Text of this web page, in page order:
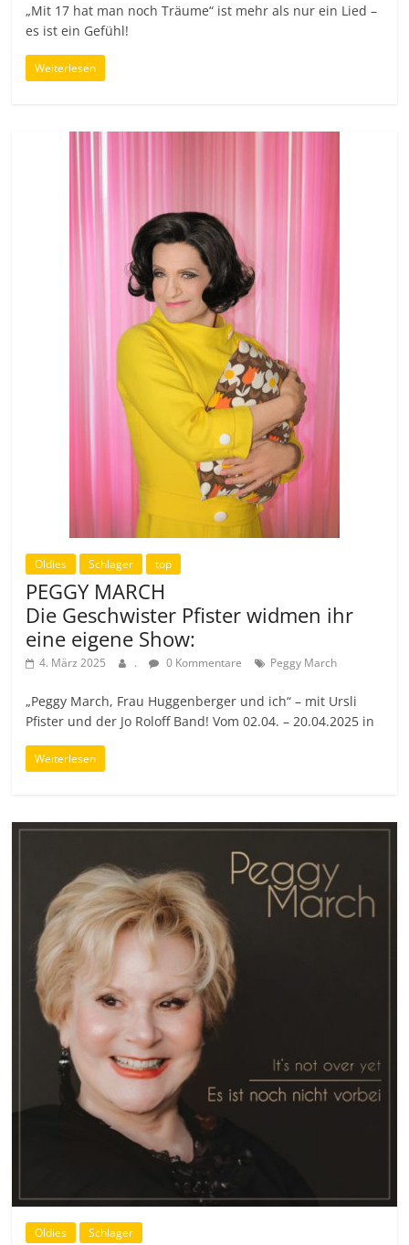
„Mit 17 hat man noch Träume“ ist mehr als nur ein Lied –
es ist ein Gefühl!
Weiterlesen
Oldies Schlager top
PEGGY MARCH
Die Geschwister Pfister widmen ihr
eine eigene Show:
4. März 2025 . 0 Kommentare Peggy March
„Peggy March, Frau Huggenberger und ich“ – mit Ursli
Pfister und der Jo Roloff Band! Vom 02.04. – 20.04.2025 in
Weiterlesen
Oldies Schlager